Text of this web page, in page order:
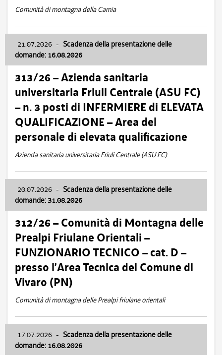
Comunità di montagna della Carnia
21.07.2026 - Scadenza della presentazione delle
domande: 16.08.2026
313/26 – Azienda sanitaria
universitaria Friuli Centrale (ASU FC)
– n. 3 posti di INFERMIERE di ELEVATA
QUALIFICAZIONE – Area del
personale di elevata qualificazione
Azienda sanitaria universitaria Friuli Centrale (ASU FC)
20.07.2026 - Scadenza della presentazione delle
domande: 31.08.2026
312/26 – Comunità di Montagna delle
Prealpi Friulane Orientali –
FUNZIONARIO TECNICO – cat. D –
presso l’Area Tecnica del Comune di
Vivaro (PN)
Comunità di montagna delle Prealpi friulane orientali
17.07.2026 - Scadenza della presentazione delle
domande: 16.08.2026